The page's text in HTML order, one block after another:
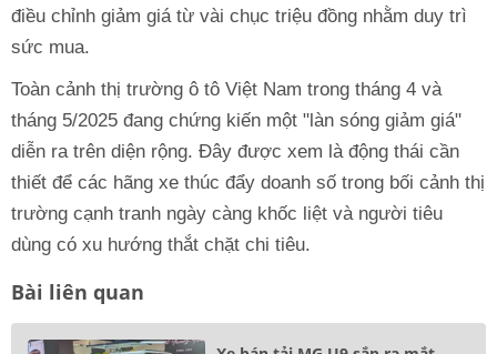
điều chỉnh giảm giá từ vài chục triệu đồng nhằm duy trì
sức mua.
Toàn cảnh thị trường ô tô Việt Nam trong tháng 4 và
tháng 5/2025 đang chứng kiến một "làn sóng giảm giá"
diễn ra trên diện rộng. Đây được xem là động thái cần
thiết để các hãng xe thúc đẩy doanh số trong bối cảnh thị
trường cạnh tranh ngày càng khốc liệt và người tiêu
dùng có xu hướng thắt chặt chi tiêu.
Bài liên quan